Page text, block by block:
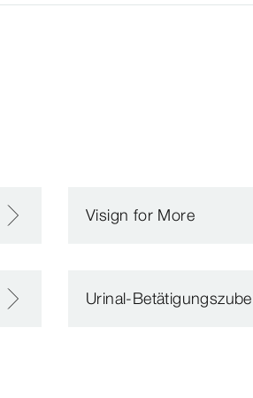
Visign for More
Urinal-